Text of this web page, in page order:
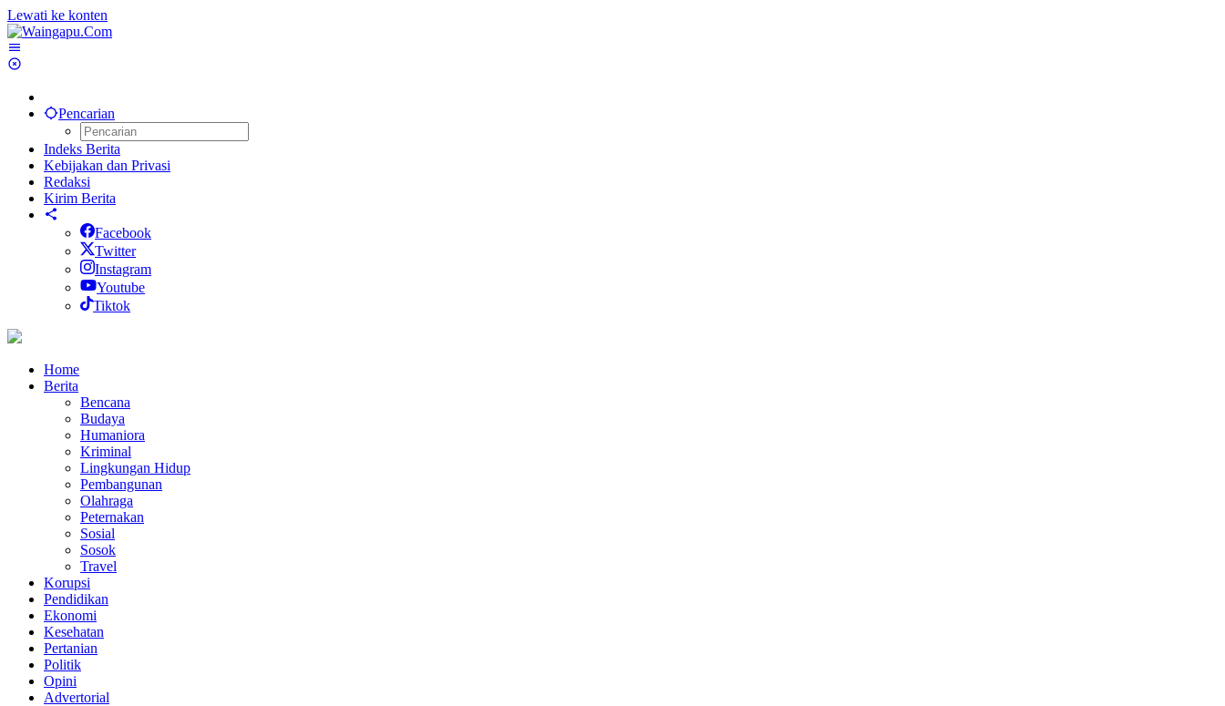
Lewati ke konten
Pencarian
Indeks Berita
Kebijakan dan Privasi
Redaksi
Kirim Berita
Facebook
Twitter
Instagram
Youtube
Tiktok
Home
Berita
Bencana
Budaya
Humaniora
Kriminal
Lingkungan Hidup
Pembangunan
Olahraga
Peternakan
Sosial
Sosok
Travel
Korupsi
Pendidikan
Ekonomi
Kesehatan
Pertanian
Politik
Opini
Advertorial